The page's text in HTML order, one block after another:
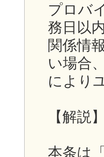
プロバ
務日以
関係情
い場合
により
【解説】
本条は